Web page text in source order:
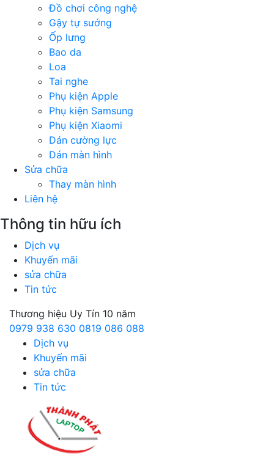
Đồ chơi công nghệ
Gậy tự sướng
Ốp lưng
Bao da
Loa
Tai nghe
Phụ kiện Apple
Phụ kiện Samsung
Phụ kiện Xiaomi
Dán cường lực
Dán màn hình
Sửa chữa
Thay màn hình
Liên hệ
Thông tin hữu ích
Dịch vụ
Khuyến mãi
sửa chữa
Tin tức
Thương hiệu Uy Tín 10 năm
0979 938 630 0819 086 088
Dịch vụ
Khuyến mãi
sửa chữa
Tin tức